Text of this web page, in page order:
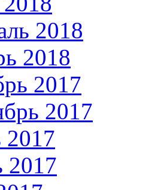
2018
2018
2017
2017